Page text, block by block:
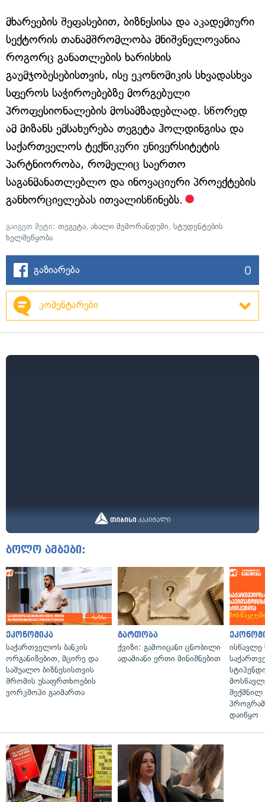
მხარეების შეფასებით, ბიზნესისა და აკადემიური
სექტორის თანამშრომლობა მნიშვნელოვანია
როგორც განათლების ხარისხის
გაუმჯობესებისთვის, ისე ეკონომიკის სხვადასხვა
სფეროს საჭიროებებზე მორგებული
პროფესიონალების მოსამზადებლად. სწორედ
ამ მიზანს ემსახურება თეგეტა ჰოლდინგისა და
საქართველოს ტექნიკური უნივერსიტეტის
პარტნიორობა, რომელიც საერთო
საგანმანათლებლო და ინოვაციური პროექტების
განხორციელებას ითვალისწინებს.
გაიგეთ მეტი: თეგეტა, ახალი მემორანდუმი, სტუდენტების
ხელშეწყობა
გაზიარება 0
კომენტარები
ბოლო ამბები:
ეკონომიკა
საქართველოს ბანკის
ორგანიზებით, მცირე და
საშუალო ბიზნესისთვის
შრომის უსაფრთხოების
ვორკშოპი გაიმართა
გართობა
ქვიზი: გამოიცანი ცნობილი
ადამიანი ერთი მინიშნებით
ისწავლე
დაიწყო